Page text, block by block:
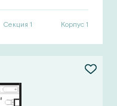
Секция 1 Корпус 1